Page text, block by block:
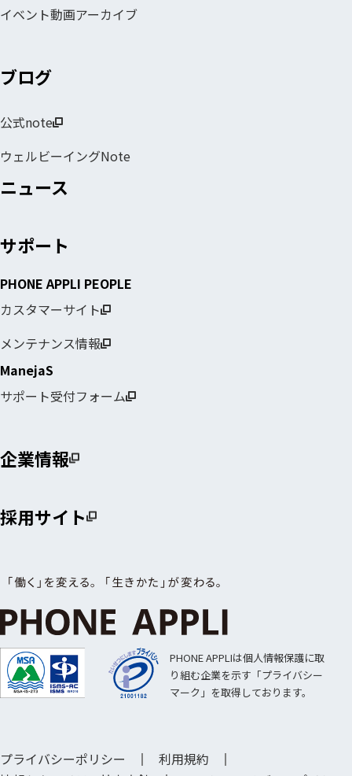
イベント動画アーカイブ
ブログ
公式note
ウェルビーイングNote
ニュース
サポート
PHONE APPLI PEOPLE
カスタマーサイト
メンテナンス情報
ManejaS
サポート受付フォーム
企業情報
採用サイト
PHONE APPLIは個人情報保護に取
り組む企業を示す「プライバシー
マーク」を取得しております。
プライバシーポリシー
利用規約